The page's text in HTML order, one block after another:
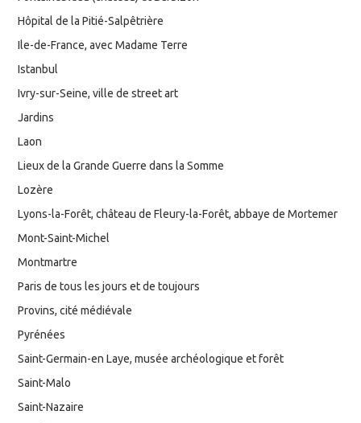
Hôpital de la Pitié-Salpêtrière
Ile-de-France, avec Madame Terre
Istanbul
Ivry-sur-Seine, ville de street art
Jardins
Laon
Lieux de la Grande Guerre dans la Somme
Lozère
Lyons-la-Forêt, château de Fleury-la-Forêt, abbaye de Mortemer
Mont-Saint-Michel
Montmartre
Paris de tous les jours et de toujours
Provins, cité médiévale
Pyrénées
Saint-Germain-en Laye, musée archéologique et forêt
Saint-Malo
Saint-Nazaire